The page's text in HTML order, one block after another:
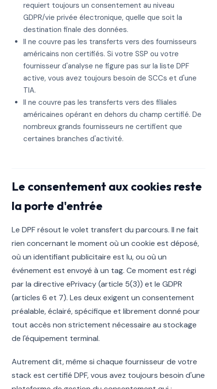
requiert toujours un consentement au niveau
GDPR/vie privée électronique, quelle que soit la
destination finale des données.
Il ne couvre pas les transferts vers des fournisseurs
américains non certifiés. Si votre SSP ou votre
fournisseur d'analyse ne figure pas sur la liste DPF
active, vous avez toujours besoin de SCCs et d'une
TIA.
Il ne couvre pas les transferts vers des filiales
américaines opérant en dehors du champ certifié. De
nombreux grands fournisseurs ne certifient que
certaines branches d'activité.
Le consentement aux cookies reste
la porte d'entrée
Le DPF résout le volet transfert du parcours. Il ne fait
rien concernant le moment où un cookie est déposé,
où un identifiant publicitaire est lu, ou où un
événement est envoyé à un tag. Ce moment est régi
par la directive ePrivacy (article 5(3)) et le GDPR
(articles 6 et 7). Les deux exigent un consentement
préalable, éclairé, spécifique et librement donné pour
tout accès non strictement nécessaire au stockage
de l'équipement terminal.
Autrement dit, même si chaque fournisseur de votre
stack est certifié DPF, vous avez toujours besoin d'une